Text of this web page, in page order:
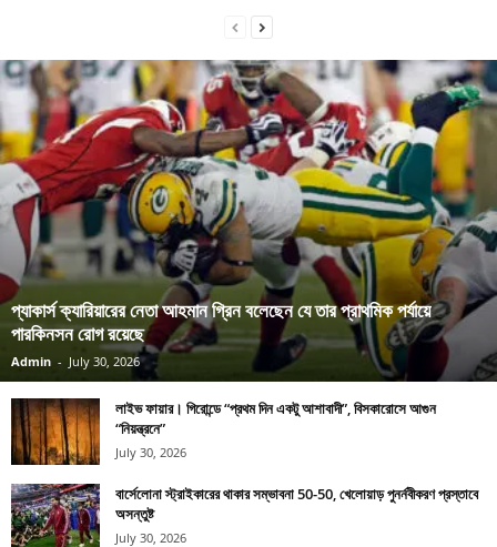
প্যাকার্স ক্যারিয়ারের নেতা আহমান গ্রিন বলেছেন যে তার প্রাথমিক পর্যায়ে
পারকিনসন রোগ রয়েছে
Admin - July 30, 2026
লাইভ ফায়ার। গিরোন্ডে “প্রথম দিন একটু আশাবাদী”, বিসকারোসে আগুন
“নিয়ন্ত্রনে”
July 30, 2026
বার্সেলোনা স্ট্রাইকারের থাকার সম্ভাবনা 50-50, খেলোয়াড় পুনর্নবীকরণ প্রস্তাবে
অসন্তুষ্ট
July 30, 2026